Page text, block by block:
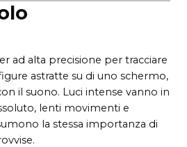
ad alta precisione per tracciare
astratte su di uno schermo,
il suono. Luci intense vanno in
lenti movimenti e
la stessa importanza di